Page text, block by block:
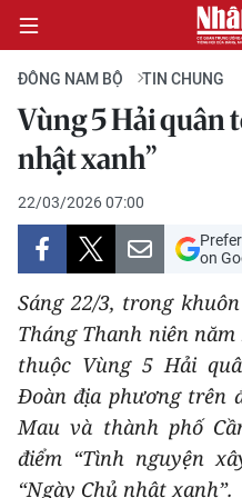
CHÍNH TRỊ
KINH TẾ
VĂN HÓA
XÃ HỘI
PHÁP LUẬT
DU LỊCH
THẾ GIỚI
ĐÔNG NAM BỘ TIN CHUNG
Vùng 5 Hải quân
nhật xanh”
22/03/2026 07:00
on
Sáng 22/3, trong
Tháng Thanh niên
thuộc Vùng 5 Hải
Đoàn địa phương trên
Mau và thành phố
điểm “Tình nguyện
“Ngày Chủ nhật xanh”.